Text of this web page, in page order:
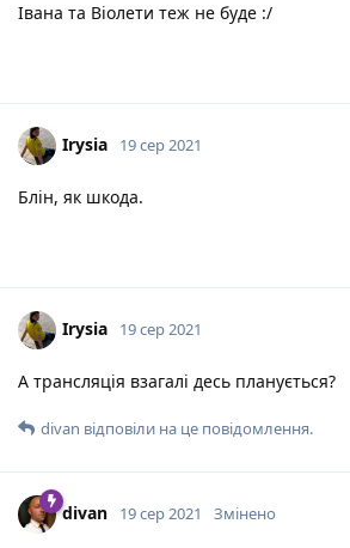
Івана та Віолети теж не буде :/
Irysia 19 сер 2021
Блін, як шкода.
Irysia 19 сер 2021
А трансляція взагалі десь планується?
divan відповіли на це повідомлення.
divan 19 сер 2021 Змінено